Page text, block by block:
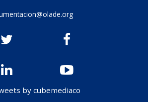
by cubemediaco